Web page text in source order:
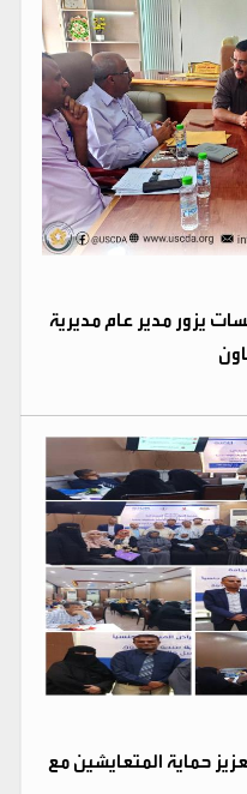
يزور مدير عام مديرية
حماية المتعايشين مع